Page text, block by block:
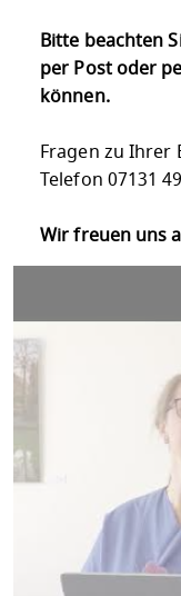
Bitte beachten
per Post oder
können.
Fragen zu Ihrer
Telefon 07131
Wir freuen uns